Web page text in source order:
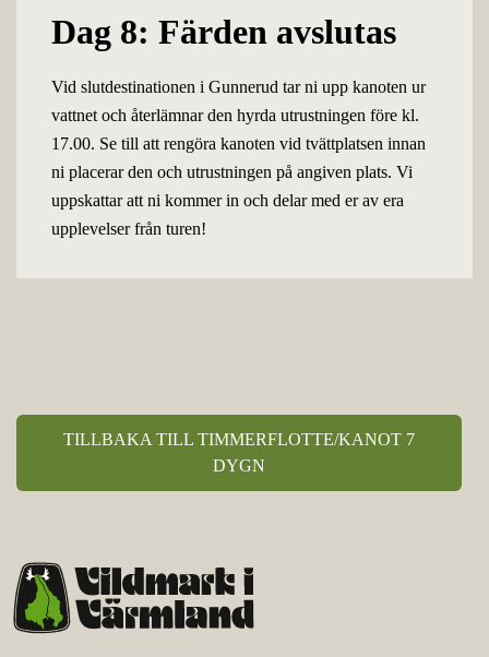
Dag 8: Färden avslutas
Vid slutdestinationen i Gunnerud tar ni upp kanoten ur
vattnet och återlämnar den hyrda utrustningen före kl.
17.00. Se till att rengöra kanoten vid tvättplatsen innan
ni placerar den och utrustningen på angiven plats. Vi
uppskattar att ni kommer in och delar med er av era
upplevelser från turen!
TILLBAKA TILL TIMMERFLOTTE/KANOT 7
DYGN